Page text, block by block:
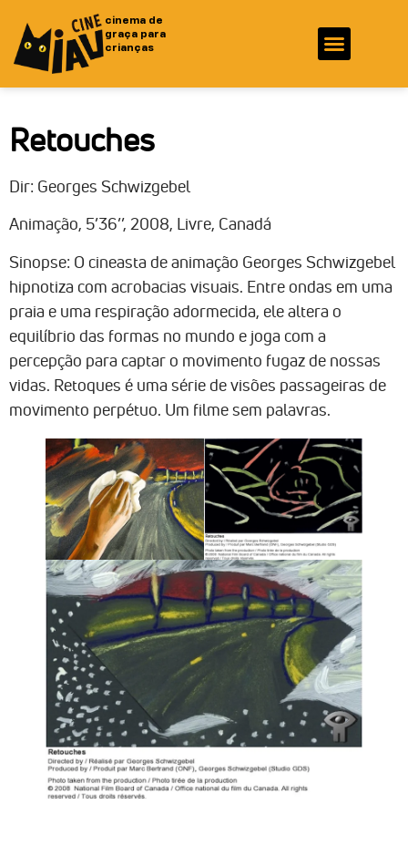
cinema de
graça para
crianças
Retouches
Dir: Georges Schwizgebel
Animação, 5’36’’, 2008, Livre, Canadá
Sinopse: O cineasta de animação Georges Schwizgebel
hipnotiza com acrobacias visuais. Entre ondas em uma
praia e uma respiração adormecida, ele altera o
equilíbrio das formas no mundo e joga com a
percepção para captar o movimento fugaz de nossas
vidas. Retoques é uma série de visões passageiras de
movimento perpétuo. Um filme sem palavras.